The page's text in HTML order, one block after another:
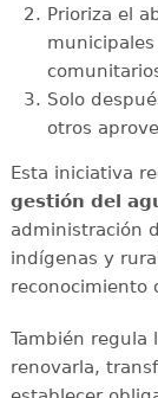
Prioriza el
Solo
otros
Esta iniciativa
gestión del
administración
indígenas y
reconocimiento
También regula
renovarla,